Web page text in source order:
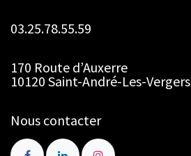
03.25.78.55.59
170 Route d’Auxerre
10120 Saint-André-Les-Vergers
Nous contacter